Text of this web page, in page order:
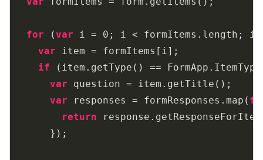
for (var i = 0 ; i < formItems.length;
var item = formItems[i];
if (item.getType() ==
var question = item.getTitle();
var responses = formResponses.map(
return
      });